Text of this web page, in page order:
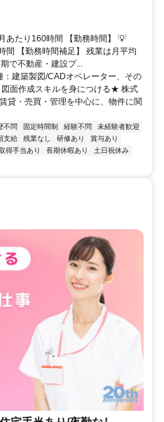
あたり160時間 【勤務時間】 💡
間 【勤務時間補足】 残業は月平均
で不動産・建設プ...
建築製図/CADオペレーター、その
面作成スキルを身につける★ 株式
貸・売買・管理を中心に、物件に関
不問 固定時間制 経験不問
未経験者歓迎
支給 残業なし 研修あり
賞与あり
得手当あり 長期休暇あり
土日祝休み